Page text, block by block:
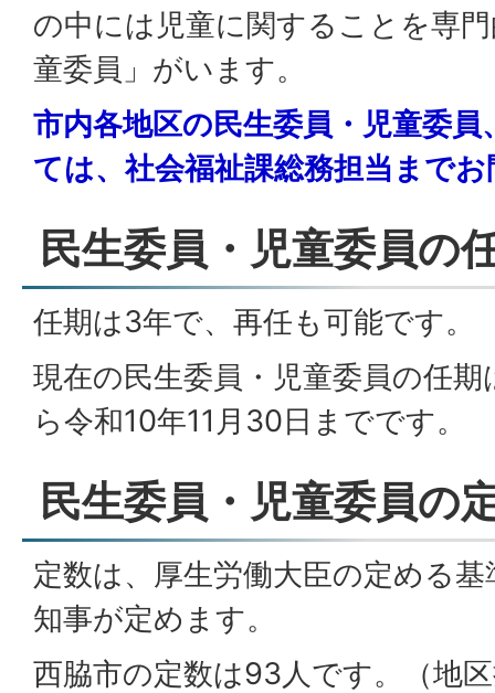
の中には児童に関することを専
童委員」がいます。
市内各地区の民生委員・児童委
ては、社会福祉課総務担当まで
民生委員・児童委員の
任期は3年で、再任も可能です。
現在の民生委員・児童委員の任期
ら令和10年11月30日までです。
民生委員・児童委員の
定数は、厚生労働大臣の定める
知事が定めます。
西脇市の定数は93人です。（地